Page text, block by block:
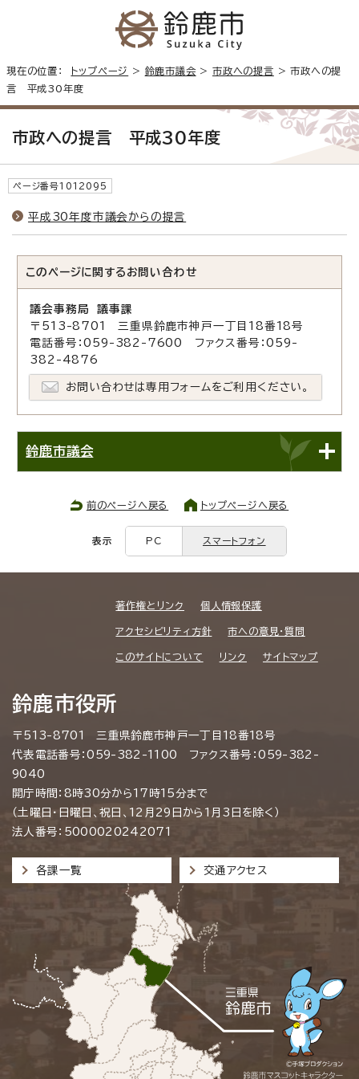
現在の位置： トップページ > 鈴鹿市議会 >市政への提言 > 市政への提
言 平成30年度
市政への提言 平成30年度
ページ番号1012095
平成30年度市議会からの提言
このページに関する お問い合わせ
議会事務局 議事課
〒513-8701 三重県鈴鹿市神戸一丁目18番18号
電話番号：059-382-7600 ファクス番号：059-
382-4876
お問い合わせは専用フォームをご利用ください。
鈴鹿市議会
前のページへ戻る トップページへ戻る
表示 PC スマートフォン
著作権とリンク 個人情報保護
アクセシビリティ方針 市への意見・質問
このサイトについて リンク サイトマップ
鈴鹿市役所
〒513-8701 三重県鈴鹿市神戸一丁目18番18号
代表電話番号：059-382-1100 ファクス番号：059-382-
9040
開庁時間：8時30分から17時15分まで
（土曜日・日曜日、祝日、12月29日から1月3日を除く）
法人番号：5000020242071
各課一覧 交通アクセス